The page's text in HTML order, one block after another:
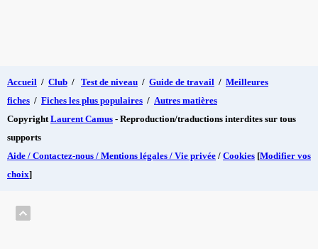
Accueil / Club / Test de niveau / Guide de travail / Meilleures
fiches / Fiches les plus populaires / Autres matières
Copyright Laurent Camus - Reproduction/traductions interdites sur tous
supports
Aide / Contactez-nous / Mentions légales / Vie privée / Cookies [Modifier vos
choix]